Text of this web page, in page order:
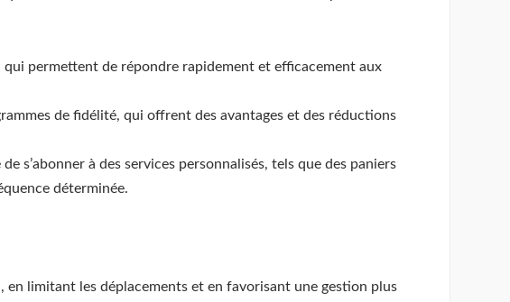
qui permettent de répondre rapidement et efficacement aux
de fidélité, qui offrent des avantages et des réductions
s’abonner à des services personnalisés, tels que des paniers
déterminée.
en limitant les déplacements et en favorisant une gestion plus